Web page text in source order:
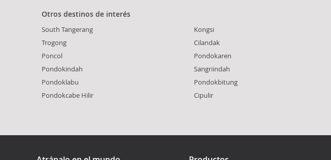
Otros destinos de interés
South Tangerang
Trogong
Poncol
Pondokindah
Pondoklabu
Pondokcabe Hilir
Kongsi
Cilandak
Pondokaren
Sangriindah
Pondokbitung
Cipulir